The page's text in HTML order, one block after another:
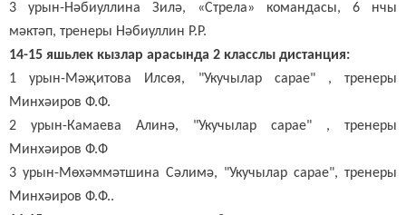
3 урын-Нәбиуллина Зилә, «Стрела» командасы, 6 нчы
мәктәп, тренеры Нәбиуллин Р.Р.
14-15 яшьлек кызлар арасында 2 класслы дистанция:
1 урын-Мәҗитова Илсөя, "Укучылар сарае" , тренеры
Минхәиров Ф.Ф.
2 урын-Камаева Алинә, "Укучылар сарае" , тренеры
Минхәиров Ф.Ф
3 урын-Мөхәммәтшина Сәлимә, "Укучылар сарае", тренеры
Минхәиров Ф.Ф..